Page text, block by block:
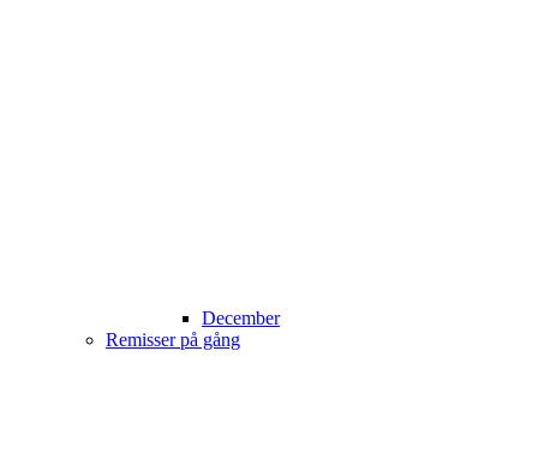
December
Remisser på gång